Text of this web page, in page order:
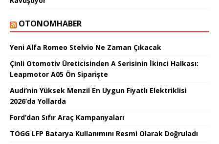
OTONOMHABER
Yeni Alfa Romeo Stelvio Ne Zaman Çıkacak
Çinli Otomotiv Üreticisinden A Serisinin İkinci Halkası:
Leapmotor A05 Ön Siparişte
Audi’nin Yüksek Menzil En Uygun Fiyatlı Elektriklisi
2026’da Yollarda
Ford’dan Sıfır Araç Kampanyaları
TOGG LFP Batarya Kullanımını Resmi Olarak Doğruladı